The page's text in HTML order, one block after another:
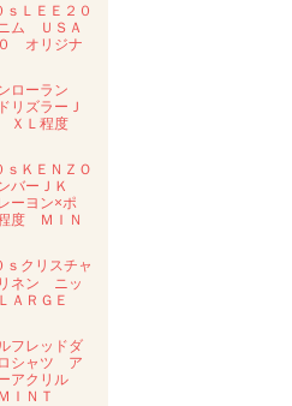
ｓＬＥＥ２０
ム ＵＳＡ
オリジナ
ローラン
リズラーＪ
ＸＬ程度
ｓＫＥＮＺＯ
バーＪＫ
ーヨン×ポ
度 ＭＩＮ
ｓクリスチャ
ネン ニッ
ＡＲＧＥ
フレッドダ
シャツ ア
アクリル
ＮＴ